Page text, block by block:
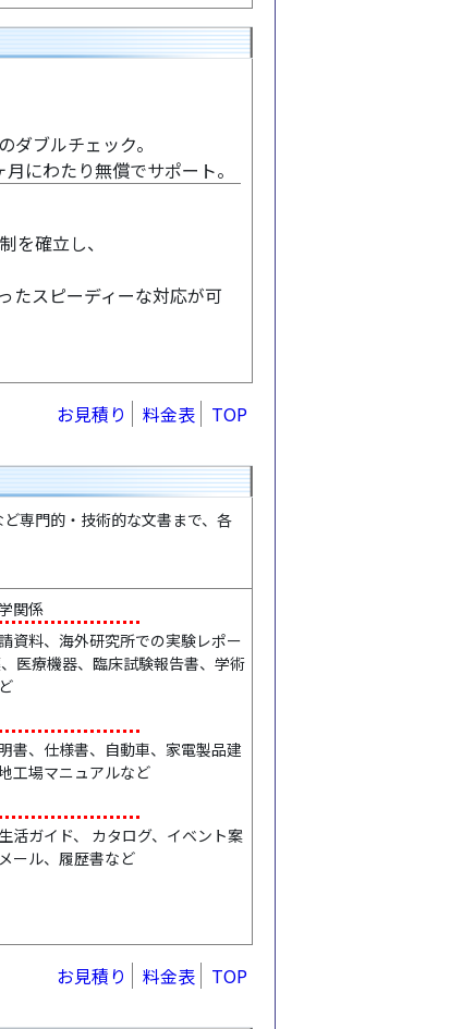
ブルチェック。
にわたり無償でサポート。
を確立し、
たスピーディーな対応が可
お見積り 料金表 TOP
専門的・技術的な文書まで、各
関係
資料、海外研究所での実験レポー
医療機器、臨床試験報告書、学術
書、仕様書、自動車、家電製品建
工場マニュアルなど
活ガイド、 カタログ、イベント案
ール、履歴書など
お見積り 料金表 TOP